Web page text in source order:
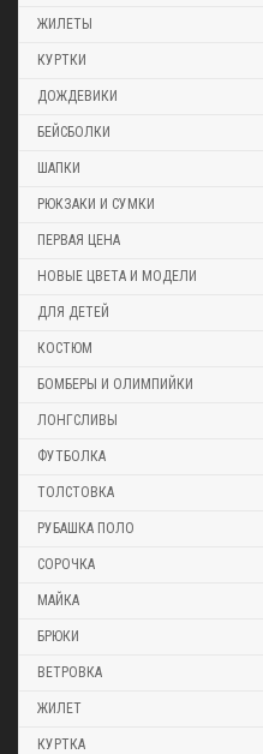
ЖИЛЕТЫ
КУРТКИ
ДОЖДЕВИКИ
БЕЙСБОЛКИ
ШАПКИ
РЮКЗАКИ И СУМКИ
ПЕРВАЯ ЦЕНА
НОВЫЕ ЦВЕТА И МОДЕЛИ
ДЛЯ ДЕТЕЙ
КОСТЮМ
БОМБЕРЫ И ОЛИМПИЙКИ
ЛОНГСЛИВЫ
ФУТБОЛКА
ТОЛСТОВКА
РУБАШКА ПОЛО
СОРОЧКА
МАЙКА
БРЮКИ
ВЕТРОВКА
ЖИЛЕТ
КУРТКА